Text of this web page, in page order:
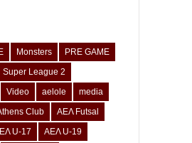
Monsters
PRE GAME
Super League 2
Video aelole
media
Club
ΑΕΛ Futsal
U-17
ΑΕΛ U-19